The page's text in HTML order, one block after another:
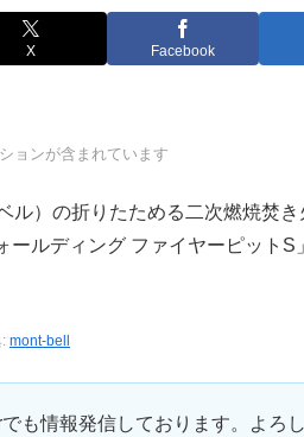
X Facebook
ョンが含まれています
ル）の折りたためる二次燃焼焚
ールディング ファイヤーピット
mont-bell
も情報発信しております。よろ